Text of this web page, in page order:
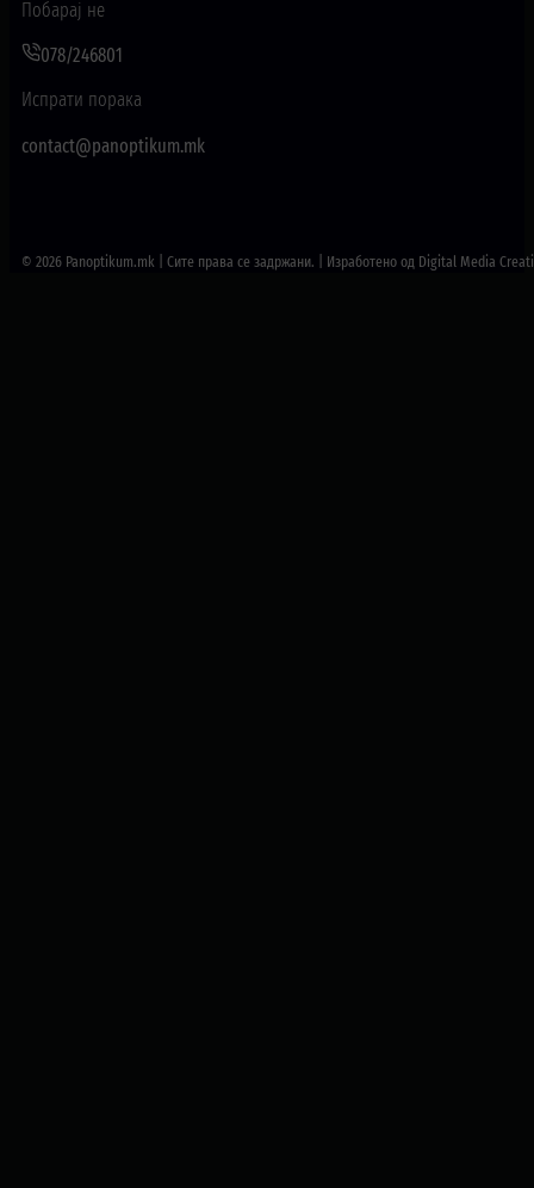
Побарај не
078/246801
Испрати порака
contact@panoptikum.mk
© 2026 Panoptikum.mk | Сите права се задржани. | Изработено од Digital Media